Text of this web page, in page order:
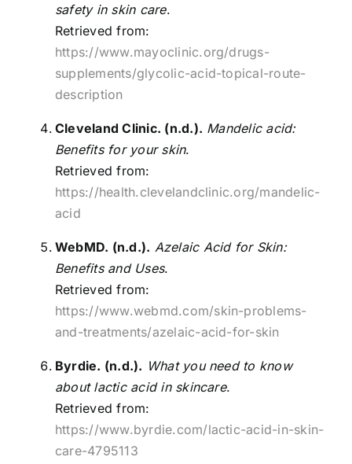
safety in skin care.
Retrieved from:
https://www.mayoclinic.org/drugs-
supplements/glycolic-acid-topical-route-
description
Cleveland Clinic. (n.d.). Mandelic acid:
Benefits for your skin.
Retrieved from:
https://health.clevelandclinic.org/mandelic-
acid
WebMD. (n.d.). Azelaic Acid for Skin:
Benefits and Uses.
Retrieved from:
https://www.webmd.com/skin-problems-
and-treatments/azelaic-acid-for-skin
Byrdie. (n.d.). What you need to know
about lactic acid in skincare.
Retrieved from:
https://www.byrdie.com/lactic-acid-in-skin-
care-4795113